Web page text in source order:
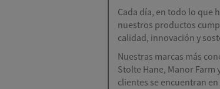
Cada día, en todo lo que
nuestros productos
calidad, innovación y
Nuestras marcas más
Stolte Hane, Manor Farm
clientes se encuentran